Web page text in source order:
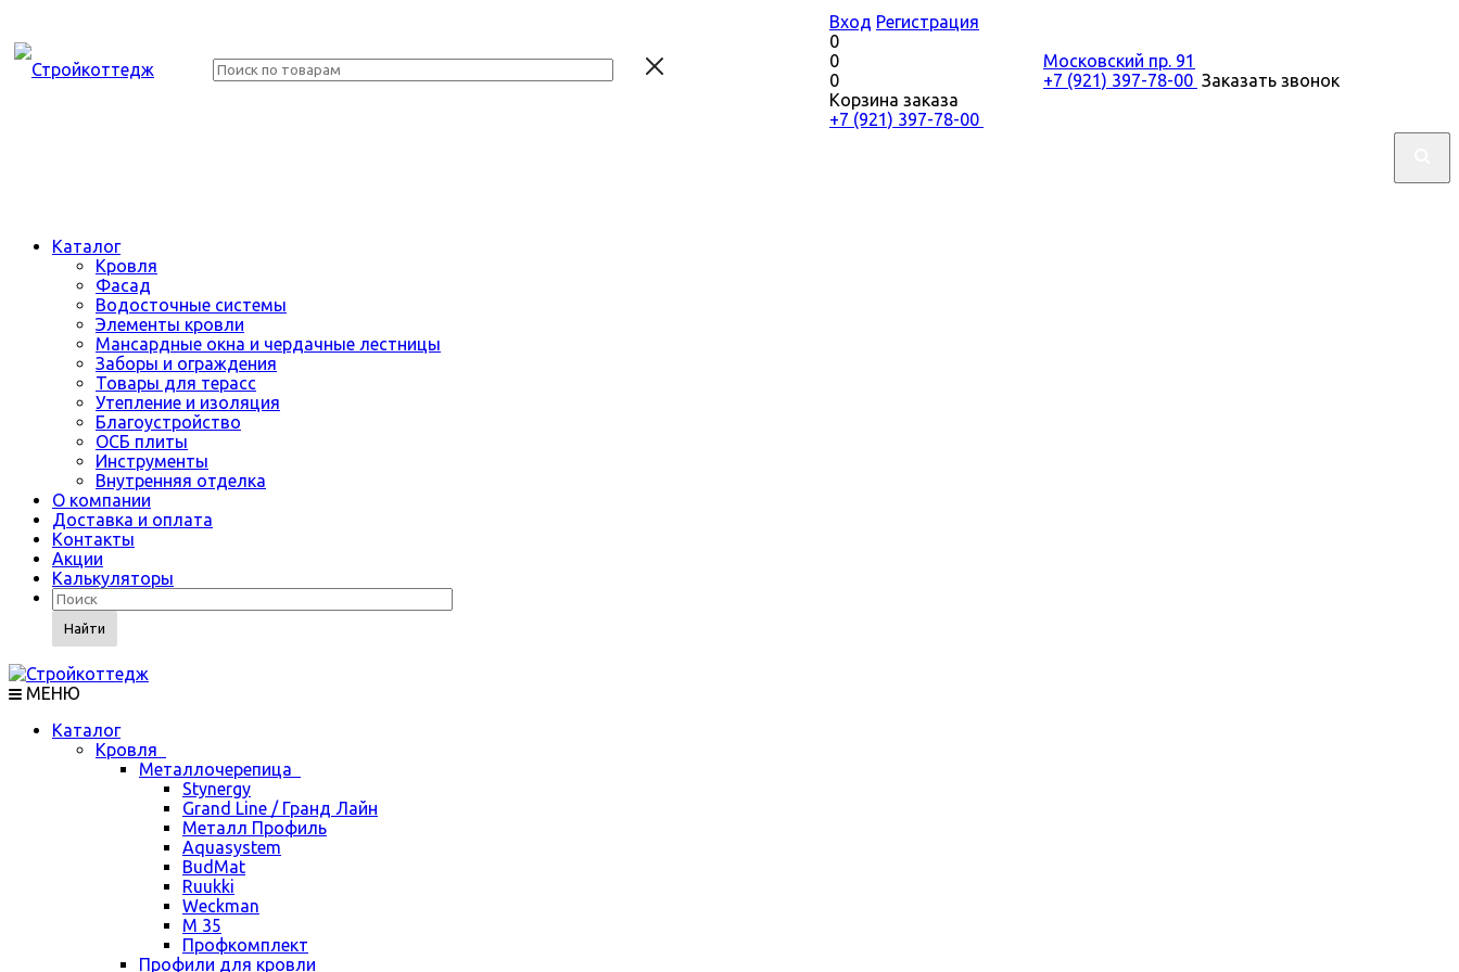
Вход Регистрация
0
0
0
Корзина заказа
+7 (921) 397-78-00
Московский пр. 91
+7 (921) 397-78-00 Заказать звонок
Каталог
Кровля
Фасад
Водосточные системы
Элементы кровли
Мансардные окна и чердачные лестницы
Заборы и ограждения
Товары для терасс
Утепление и изоляция
Благоустройство
ОСБ плиты
Инструменты
Внутренняя отделка
О компании
Доставка и оплата
Контакты
Акции
Калькуляторы
Найти
МЕНЮ
Каталог
Кровля
Металлочерепица
Stynergy
Grand Line / Гранд Лайн
Металл Профиль
Aquasystem
BudMat
Ruukki
Weckman
М 35
Профкомплект
Профили для кровли